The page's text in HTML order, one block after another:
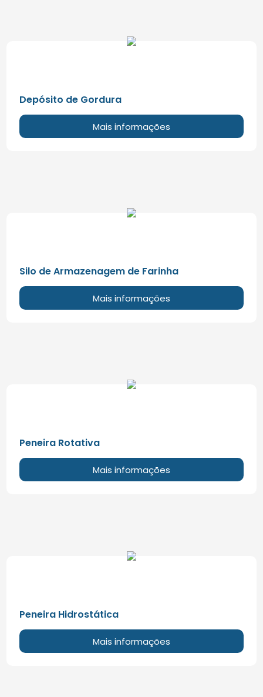
Depósito de Gordura
Mais informações
Silo de Armazenagem de Farinha
Mais informações
Peneira Rotativa
Mais informações
Peneira Hidrostática
Mais informações